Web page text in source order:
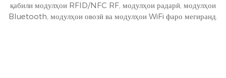
қабили модулҳои RFID/NFC RF, модулҳои радарӣ, модулҳои
Bluetooth, модулҳои овозӣ ва модулҳои WiFi фаро мегиранд.